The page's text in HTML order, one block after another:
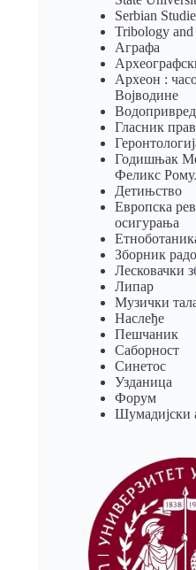
Serbian
Tribology
Аграфа
Археон :
Војводине
Гласник
Годишњак
Феликс
Детињство
Европска
осигурања
Зборник
Лесковачки
Липар
Музички
Наслеђе
Пешчаник
Саборност
Синетос
Узданица
Форум
Шумадијски